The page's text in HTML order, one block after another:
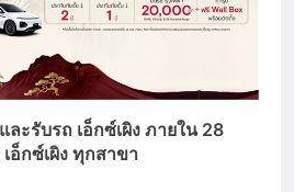
ะรับรถ เอ็กซ์เผิง ภายใน 28
กซ์เผิง ทุกสาขา